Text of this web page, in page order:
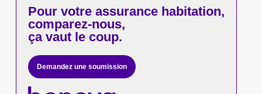
Pour votreassurance habitation,
comparez-nous,
ça vaut le coup.
Demandez une soumission